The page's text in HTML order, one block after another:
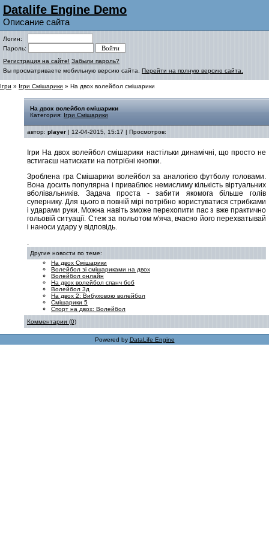
Datalife Engine Demo
Описание сайта
Логин:
Пароль:
Регистрация на сайте! Забыли пароль?
Вы просматриваете мобильную версию сайта. Перейти на полную версию сайта.
Ігри » Ігри Смішарики » На двох волейбол смішарики
На двох волейбол смішарики
Категория: Ігри Смішарики
автор: player | 12-04-2015, 15:17 | Просмотров:
Ігри На двох волейбол смішарики настільки динамічні, що просто не
встигаєш натискати на потрібні кнопки.
Зроблена гра Смішарики волейбол за аналогією футболу головами.
Вона досить популярна і приваблює немислиму кількість віртуальних
вболівальників. Задача проста - забити якомога більше голів
супернику. Для цього в повній мірі потрібно користуватися стрибками
і ударами руки. Можна навіть зможе перехопити пас з вже практично
гольовій ситуації. Стеж за польотом м'яча, вчасно його перехватывай
і наноси удару у відповідь.
.
Другие новости по теме:
На двох Смішарики
Волейбол зі смішариками на двох
Волейбол онлайн
На двох волейбол спанч боб
Волейбол 3д
На двох 2: Вибуховою волейбол
Смішарики 5
Спорт на двох: Волейбол
Комментарии (0)
Powered by DataLife Engine